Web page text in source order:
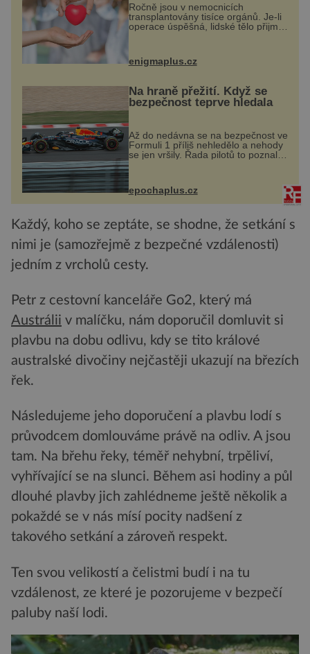
Ročně jsou v nemocnicích
transplantovány tisíce orgánů. Je-li
operace úspěšná, lidské tělo přijme
co když při transplantaci
nepřijímám...
enigmaplus.cz
Na hraně přežití. Když se
bezpečnost teprve hledala
Až do nedávna se na bezpečnost ve
Formuli 1 příliš nehledělo a nehody
se jen vršily. Řada pilotů to poznala
na vlastní kůži, často s trvalými
následky nebo bohužel i ztrátou
života. Dnes nepochopiteln...
epochaplus.cz
Každý, koho se zeptáte, se shodne, že setkání s
nimi je (samozřejmě z bezpečné vzdálenosti)
jedním z vrcholů cesty.
Petr z cestovní kanceláře Go2, který má
Austrálii v malíčku, nám doporučil domluvit si
plavbu na dobu odlivu, kdy se tito králové
australské divočiny nejčastěji ukazují na březích
řek.
Následujeme jeho doporučení a plavbu lodí s
průvodcem domlouváme právě na odliv. A jsou
tam. Na břehu řeky, téměř nehybní, trpěliví,
vyhřívající se na slunci. Během asi hodiny a půl
dlouhé plavby jich zahlédneme ještě několik a
pokaždé se v nás mísí pocity nadšení z
takového setkání a zároveň respekt.
Ten svou velikostí a čelistmi budí i na tu
vzdálenost, ze které je pozorujeme v bezpečí
paluby naší lodi.